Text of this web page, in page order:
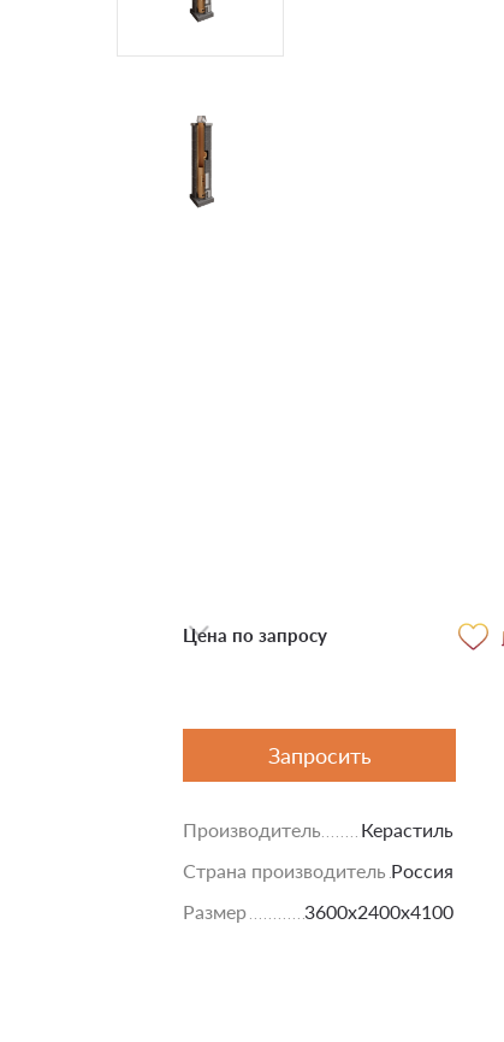
Цена по запросу
Запросить
Производитель
Керастиль
Страна производитель Россия
Размер
3600х2400х4100